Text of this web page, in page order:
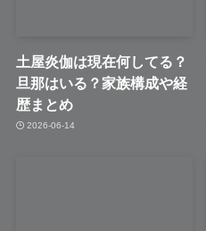
土屋炎伽は現在何してる？
旦那はいる？家族構成や経
歴まとめ
2026-06-14